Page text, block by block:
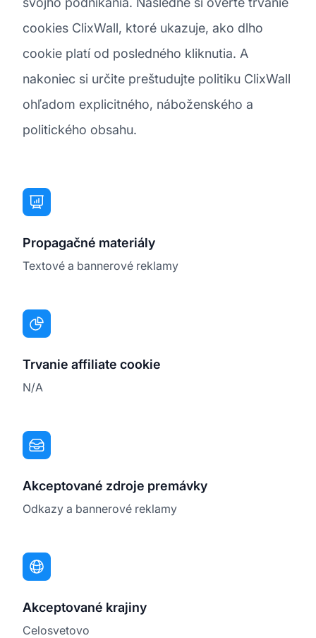
cookies ClixWall, ktoré ukazuje, ako dlho
cookie platí od posledného kliknutia. A
nakoniec si určite preštudujte politiku ClixWall
ohľadom explicitného, náboženského a
politického obsahu.
Propagačné materiály
Textové a bannerové reklamy
Trvanie affiliate cookie
N/A
Akceptované zdroje premávky
Odkazy a bannerové reklamy
Akceptované krajiny
Celosvetovo